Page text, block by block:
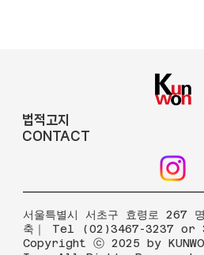
법적고지
CONTACT
서울특별시 서초구 효령로 267
축｜ Tel (02)3467-3237 or
Copyright ⓒ 2025 by